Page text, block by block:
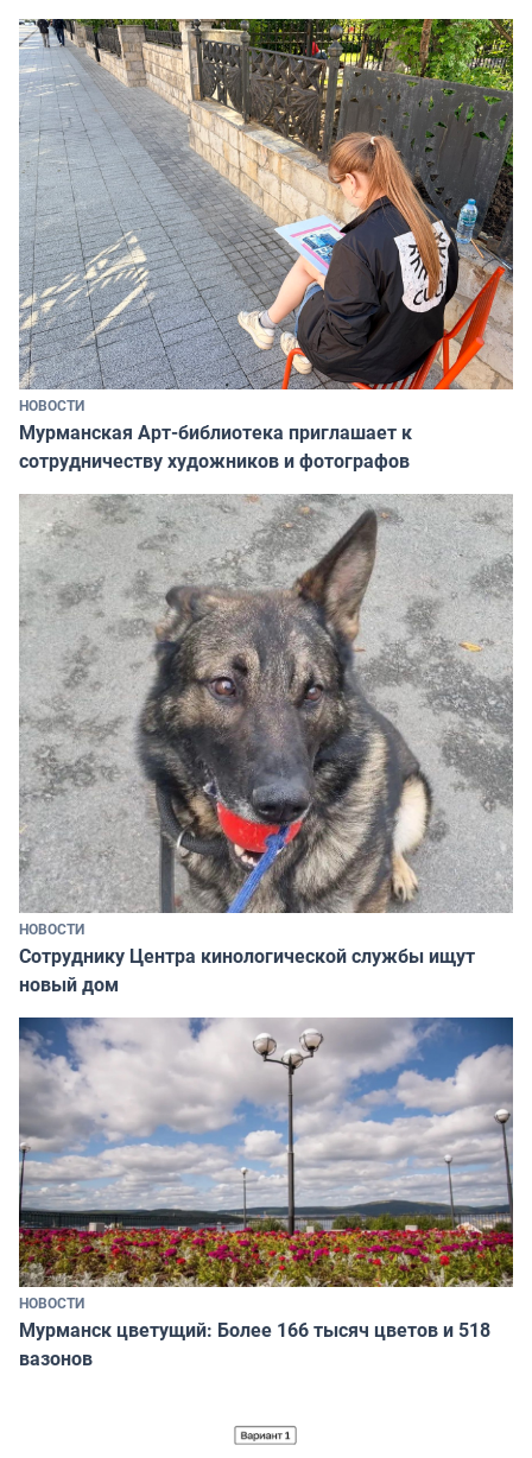
НОВОСТИ
Мурманская Арт-библиотека приглашает к
сотрудничеству художников и фотографов
НОВОСТИ
Сотруднику Центра кинологической службы ищут
новый дом
НОВОСТИ
Мурманск цветущий: Более 166 тысяч цветов и 518
вазонов